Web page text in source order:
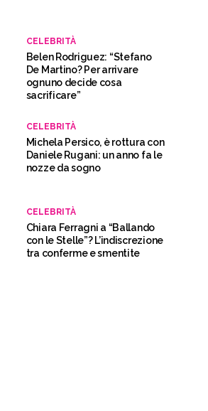
CELEBRITÀ
Belen Rodriguez: “Stefano
De Martino? Per arrivare
ognuno decide cosa
sacrificare”
CELEBRITÀ
Michela Persico, è rottura con
Daniele Rugani: un anno fa le
nozze da sogno
CELEBRITÀ
Chiara Ferragni a “Ballando
con le Stelle”? L’indiscrezione
tra conferme e smentite